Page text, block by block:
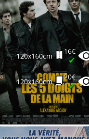
120x160cm
16€
✔
120x160cm
20€
✔